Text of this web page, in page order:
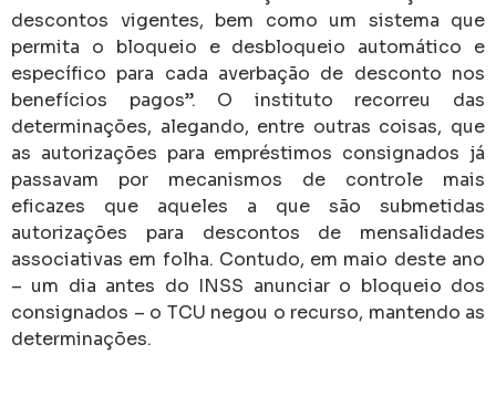
descontos vigentes, bem como um sistema que
permita o bloqueio e desbloqueio automático e
específico para cada averbação de desconto nos
benefícios pagos”. O instituto recorreu das
determinações, alegando, entre outras coisas, que
as autorizações para empréstimos consignados já
passavam por mecanismos de controle mais
eficazes que aqueles a que são submetidas
autorizações para descontos de mensalidades
associativas em folha. Contudo, em maio deste ano
– um dia antes do INSS anunciar o bloqueio dos
consignados – o TCU negou o recurso, mantendo as
determinações.